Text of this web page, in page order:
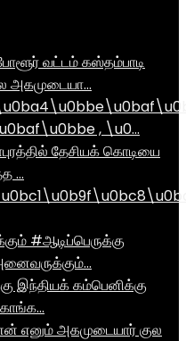
வட்டம் கஸ்தம்பாடி
அகமுடையா…
, \u0…
தேசியக் கொடியை
…
#ஆடிப்பெருக்கு
இந்தியக் கம்பெனிக்கு
அகமுடையார் குல